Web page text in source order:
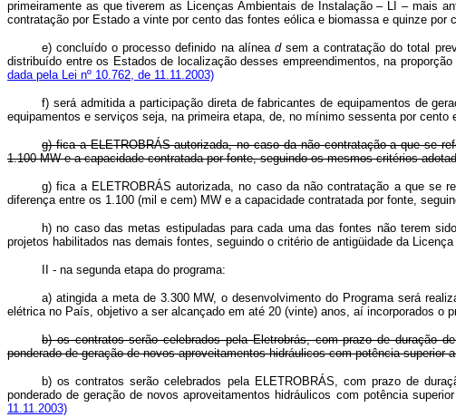
primeiramente as que tiverem as Licenças Ambientais de Instalação – LI – mais
contratação por Estado a vinte por cento das fontes eólica e biomassa e
e) concluído o processo definido na alínea d sem a contratação do total
distribuído entre os Estados de localização desses empreendimentos, na
dada pela Lei nº 10.762, de 11.11.2003)
f) será admitida a participação direta de fabricantes de equipamentos de
equipamentos e serviços seja, na primeira etapa, de, no mínimo sessenta
g) fica a ELETROBRÁS autorizada, no caso da não contratação a que se
1.100 MW e a capacidade contratada por fonte, seguindo os mesmos critérios
g) fica a ELETROBRÁS autorizada, no caso da não contratação a que se
diferença entre os 1.100 (mil e cem) MW e a capacidade contratada por
h) no caso das metas estipuladas para cada uma das fontes não terem
projetos habilitados nas demais fontes, seguindo o critério de antigüidade
II - na segunda etapa do programa:
a) atingida a meta de 3.300 MW, o desenvolvimento do Programa será
elétrica no País, objetivo a ser alcançado em até 20 (vinte) anos, aí incorporados o
b) os contratos serão celebrados pela Eletrobrás, com prazo de duração
ponderado de geração de novos aproveitamentos hidráulicos com potência
b) os contratos serão celebrados pela ELETROBRÁS, com prazo de
ponderado de geração de novos aproveitamentos hidráulicos com
11.11.2003)